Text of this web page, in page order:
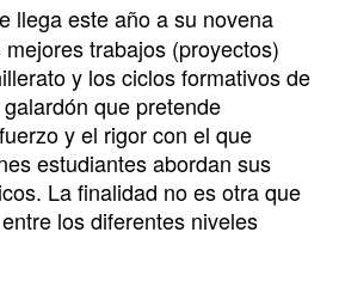
llega este año a su novena
trabajos (proyectos)
y los ciclos formativos de
que pretende
y el rigor con el que
estudiantes abordan sus
La finalidad no es otra que
los diferentes niveles